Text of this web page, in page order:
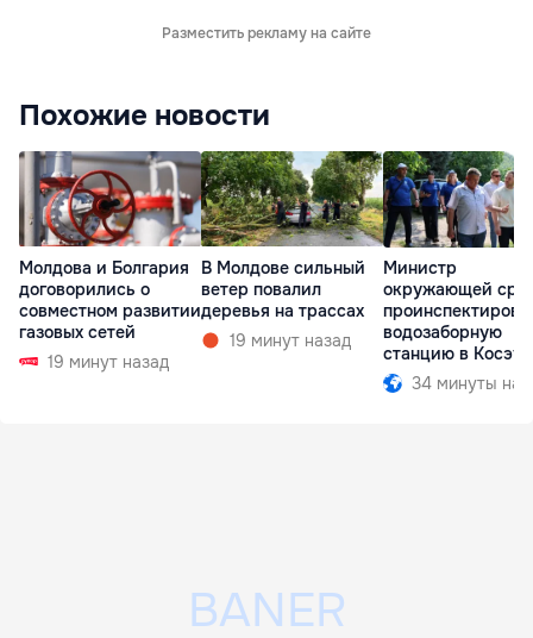
Разместить рекламу на сайте
Похожие новости
Молдова и Болгария
договорились о
совместном развитии
газовых сетей
19 минут назад
В Молдове сильный
ветер повалил
деревья на трассах
19 минут назад
Министр
окружающей
водозаборную
станцию в
34 минуты